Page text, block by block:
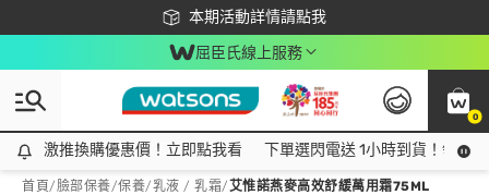
本期活動詳情請點我
下載app最高回饋$350
屈臣氏線上服務
0
激推換購優惠價！立即點我看
激推換購優惠價！立即點我看 下單選閃電送 1小時到貨！領神
首頁/臉部保養/保養/乳液 / 乳霜/艾惟諾燕麥高效舒緩萬用霜75ML